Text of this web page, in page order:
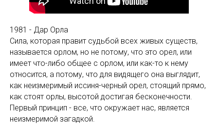
1981 - Дар Орла
Сила, которая правит судьбой всех живых существ,
называется орлом, но не потому, что это орел, или
имеет что-либо общее с орлом, или как-то к нему
относится, а потому, что для видящего она выглядит,
как неизмеримый иссиня-черный орел, стоящий прямо,
как стоят орлы, высотой достигая бесконечности.
Первый принцип - все, что окружает нас, является
неизмеримой загадкой.